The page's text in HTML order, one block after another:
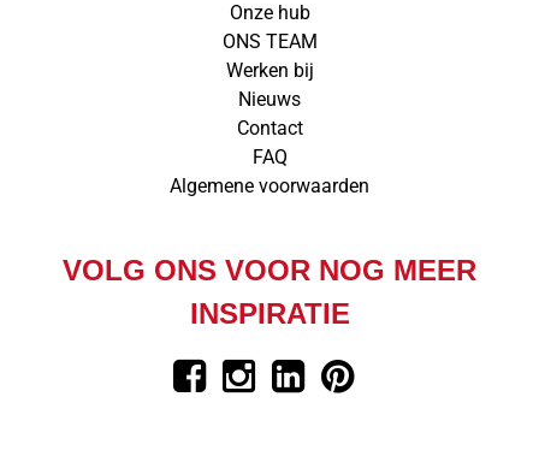
Onze hub
ONS TEAM
Werken bij
Nieuws
Contact
FAQ
Algemene voorwaarden
VOLG ONS VOOR NOG MEER
INSPIRATIE